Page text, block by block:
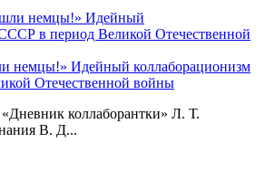
немцы!» Идейный коллаборационизм
Отечественной войны
коллаборантки» Л. Т.
В. Д...